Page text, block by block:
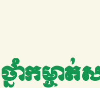
ថ្នាំកម្ចា